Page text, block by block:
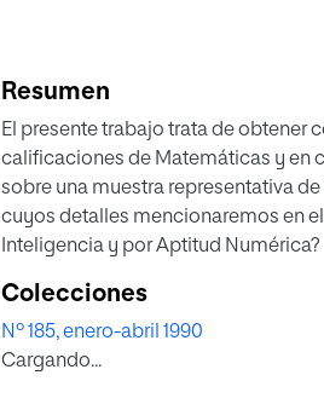
Resumen
El presente trabajo trata de obtener
calificaciones de Matemáticas y en
sobre una muestra representativa
cuyos detalles mencionaremos en
Inteligencia y por Aptitud Numérica?
Colecciones
Nº 185, enero-abril 1990
Cargando...